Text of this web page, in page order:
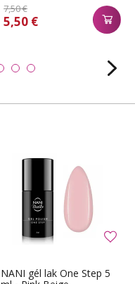
7,50 €
5,50 €
NANI gél lak One Step 5